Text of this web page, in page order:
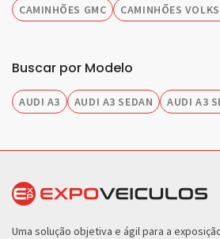
CAMINHÕES GMC CAMINHÕES
Buscar por Modelo
AUDI A3 AUDI A3 SEDAN AUDI A3
Uma solução objetiva e ágil para a